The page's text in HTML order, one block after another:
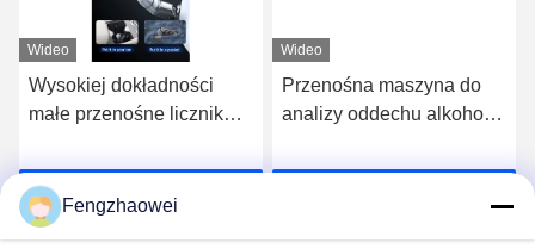
Wideo
Wysokiej dokładności
małe przenośne licznik
Czatuj Teraz
Wideo
Przenośna maszyna do
analizy oddechu alkoholu
niezawodnego badania
Fengzhaowei